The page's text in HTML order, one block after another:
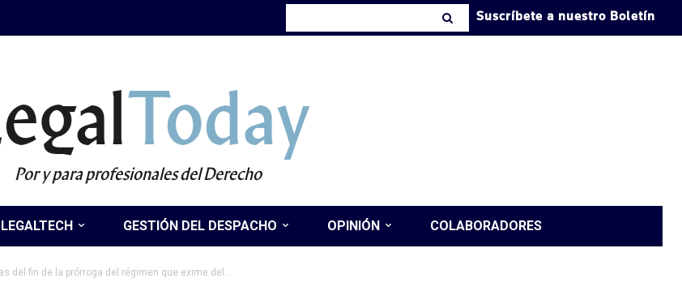
Suscríbete a nuestro Boletín
Today
Por y para profesionales del Derecho
LEGALTECH GESTIÓN DEL DESPACHO OPINIÓN COLABORADORES
del fin de la prórroga del régimen que exime del...